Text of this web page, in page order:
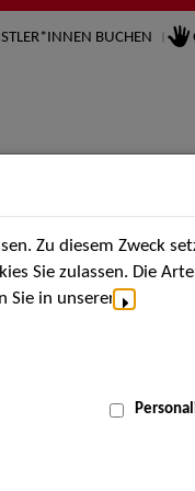
BUCHEN
Termine
MENÜ
Zu diesem Zweck
Sie zulassen. Die
Sie in unserer